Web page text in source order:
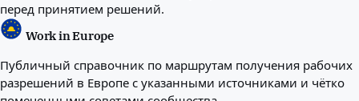
перед принятием решений.
Work in Europe
Публичный справочник по маршрутам получения рабочих
разрешений в Европе с указанными источниками и чётко